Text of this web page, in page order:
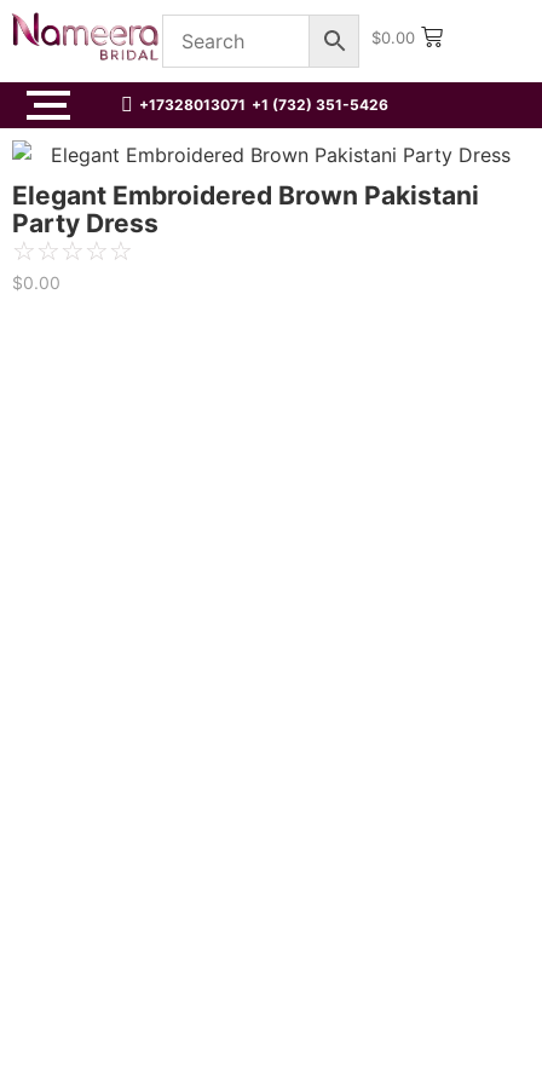
$0.00
+17328013071 +1 (732) 351-5426
Elegant Embroidered Brown Pakistani
Party Dress
☆☆☆☆☆
$0.00